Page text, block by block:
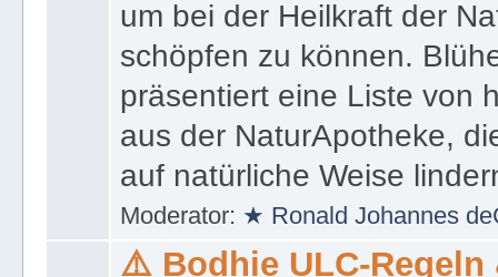
Eine reiche biologische
um bei der Heilkraft der
schöpfen zu können.
präsentiert eine Liste von
aus der NaturApotheke,
auf natürliche Weise
Moderator:★ Ronald Johannes